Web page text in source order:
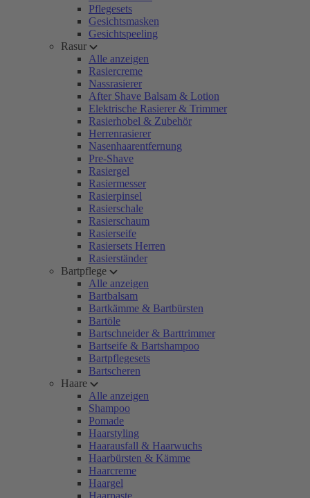
Pflegesets
Gesichtsmasken
Gesichtspeeling
Rasur
Alle anzeigen
Rasiercreme
Nassrasierer
After Shave Balsam & Lotion
Elektrische Rasierer & Trimmer
Rasierhobel & Zubehör
Herrenrasierer
Nasenhaarentfernung
Pre-Shave
Rasiergel
Rasiermesser
Rasierpinsel
Rasierschale
Rasierschaum
Rasierseife
Rasiersets Herren
Rasierständer
Bartpflege
Alle anzeigen
Bartbalsam
Bartkämme & Bartbürsten
Bartöle
Bartschneider & Barttrimmer
Bartseife & Bartshampoo
Bartpflegesets
Bartscheren
Haare
Alle anzeigen
Shampoo
Pomade
Haarstyling
Haarausfall & Haarwuchs
Haarbürsten & Kämme
Haarcreme
Haargel
Haarpaste